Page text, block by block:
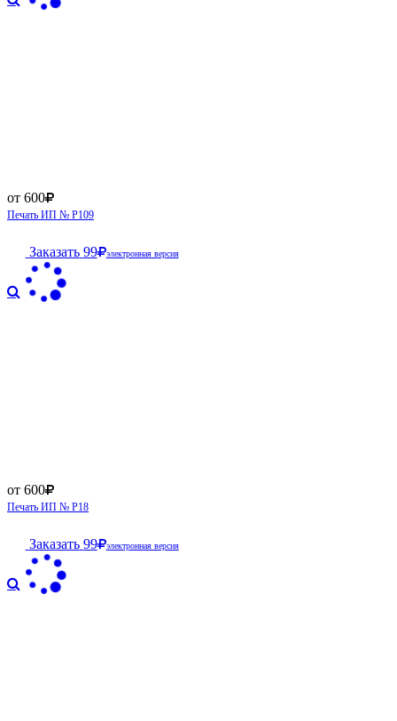
от 600
Печать ИП № Р109
Заказать 99 электронная версия
от 600
Печать ИП № Р18
Заказать 99 электронная версия